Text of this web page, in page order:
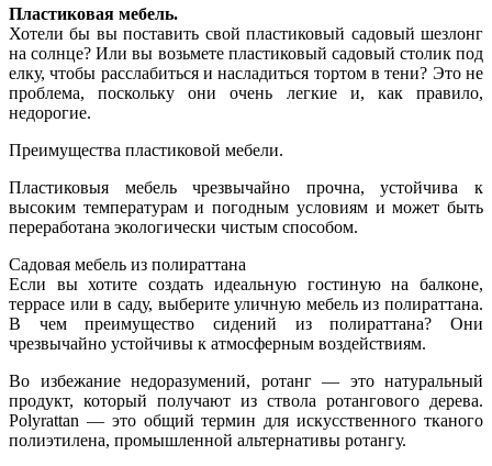
Пластиковая мебель.
Хотели бы вы поставить свой пластиковый садовый шезлонг
на солнце? Или вы возьмете пластиковый садовый столик под
елку, чтобы расслабиться и насладиться тортом в тени? Это не
проблема, поскольку они очень легкие и, как правило,
недорогие.
Преимущества пластиковой мебели.
Пластиковыя мебель чрезвычайно прочна, устойчива к
высоким температурам и погодным условиям и может быть
переработана экологически чистым способом.
Садовая мебель из полираттана
Если вы хотите создать идеальную гостиную на балконе,
террасе или в саду, выберите уличную мебель из полираттана.
В чем преимущество сидений из полираттана? Они
чрезвычайно устойчивы к атмосферным воздействиям.
Во избежание недоразумений, ротанг — это натуральный
продукт, который получают из ствола ротангового дерева.
Polyrattan — это общий термин для искусственного тканого
полиэтилена, промышленной альтернативы ротангу.